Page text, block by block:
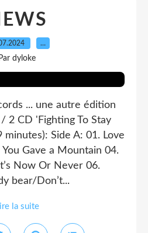
…
Par dyloke
... une autre édition
2 CD 'Fighting To Stay
minutes): Side A: 01. Love
Gave a Mountain 04.
Now Or Never 06.
bear/Don’t...
la suite